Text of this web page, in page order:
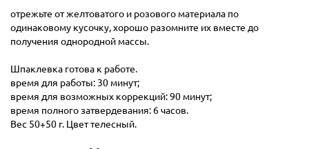
отрежьте от желтоватого и розового материала по
одинаковому кусочку, хорошо разомните их вместе до
получения однородной массы.
Шпаклевка готова к работе.
время для работы: 30 минут;
время для возможных коррекций: 90 минут;
время полного затвердевания: 6 часов.
Вес 50+50 г. Цвет телесный.